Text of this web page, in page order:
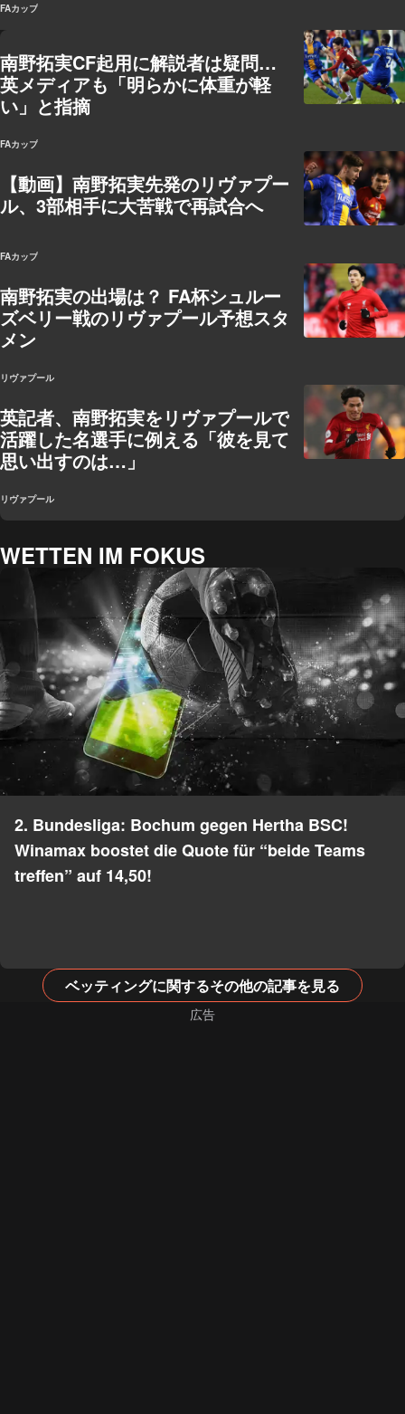
FAカップ
南野拓実CF起用に解説者は疑問…
英メディアも「明らかに体重が軽
い」と指摘
FAカップ
【動画】南野拓実先発のリヴァプー
ル、3部相手に大苦戦で再試合へ
FAカップ
南野拓実の出場は？ FA杯シュルー
ズベリー戦のリヴァプール予想スタ
メン
リヴァプール
英記者、南野拓実をリヴァプールで
活躍した名選手に例える「彼を見て
思い出すのは…」
リヴァプール
WETTEN IM FOKUS
2. Bundesliga: Bochum gegen Hertha BSC!
Winamax boostet die Quote für “beide Teams
treffen” auf 14,50!
ベッティングに関するその他の記事を見る